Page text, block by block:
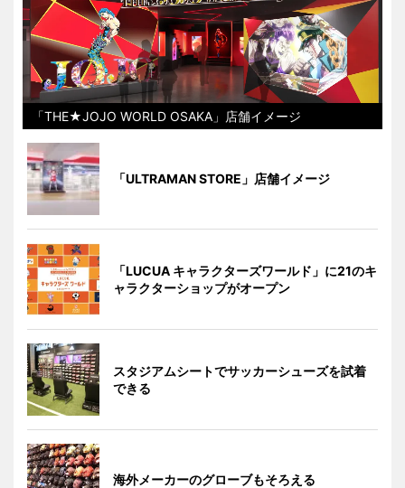
「THE★JOJO WORLD OSAKA」店舗イメージ
「ULTRAMAN STORE」店舗イメージ
「LUCUA キャラクターズワールド」に21のキ
ャラクターショップがオープン
スタジアムシートでサッカーシューズを試着
できる
海外メーカーのグローブもそろえる